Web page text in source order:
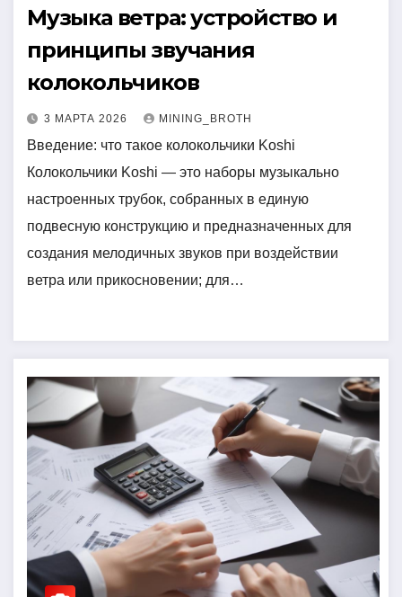
Музыка ветра: устройство и
принципы звучания
колокольчиков
3 МАРТА 2026 MINING_BROTH
Введение: что такое колокольчики Koshi
Колокольчики Koshi — это наборы музыкально
настроенных трубок, собранных в единую
подвесную конструкцию и предназначенных для
создания мелодичных звуков при воздействии
ветра или прикосновении; для…